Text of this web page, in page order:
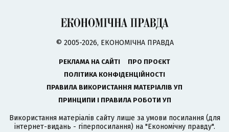
© 2005-2026, ЕКОНОМІЧНА ПРАВДА
РЕКЛАМА НА САЙТІ
ПРО ПРОЄКТ
ПОЛІТИКА КОНФІДЕНЦІЙНОСТІ
ПРАВИЛА ВИКОРИСТАННЯ МАТЕРІАЛІВ УП
ПРИНЦИПИ І ПРАВИЛА РОБОТИ УП
Використання матеріалів сайту лише за умови посилання (для
інтернет-видань - гіперпосилання) на "Економічну правду".